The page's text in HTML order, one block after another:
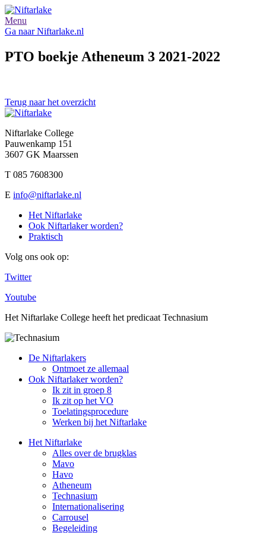
Menu
Ga naar Niftarlake.nl
PTO boekje Atheneum 3 2021-2022
Terug naar het overzicht
Niftarlake College
Pauwenkamp 151
3607 GK Maarssen
T 085 7608300
E info@niftarlake.nl
Het Niftarlake
Ook Niftarlaker worden?
Praktisch
Volg ons ook op:
Twitter
Youtube
Het Niftarlake College heeft het predicaat Technasium
De Niftarlakers
Ontmoet ze allemaal
Ook Niftarlaker worden?
Ik zit in groep 8
Ik zit op het VO
Toelatingsprocedure
Werken bij het Niftarlake
Het Niftarlake
Alles over de brugklas
Mavo
Havo
Atheneum
Technasium
Internationalisering
Carrousel
Begeleiding